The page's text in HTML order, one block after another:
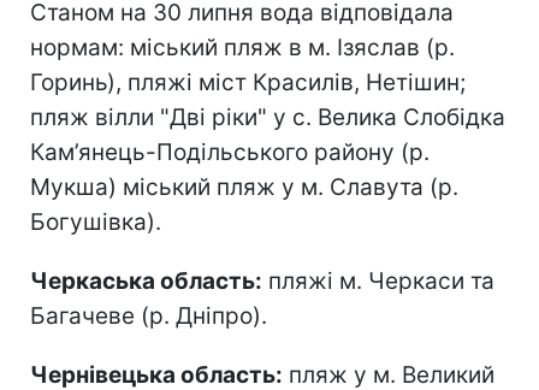
Станом на 30 липня вода відповідала
нормам: міський пляж в м. Ізяслав (р.
Горинь), пляжі міст Красилів, Нетішин;
пляж вілли "Дві ріки" у с. Велика Слобідка
Кам’янець-Подільського району (р.
Мукша) міський пляж у м. Славута (р.
Богушівка).
Черкаська область: пляжі м. Черкаси та
Багачеве (р. Дніпро).
Чернівецька область: пляж у м. Великий